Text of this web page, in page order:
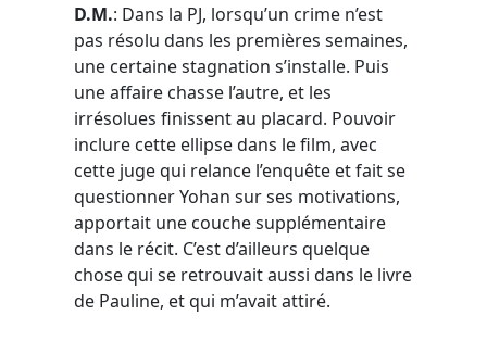
D.M.: Dans la PJ, lorsqu’un crime n’est
pas résolu dans les premières semaines,
une certaine stagnation s’installe. Puis
une affaire chasse l’autre, et les
irrésolues finissent au placard. Pouvoir
inclure cette ellipse dans le film, avec
cette juge qui relance l’enquête et fait se
questionner Yohan sur ses motivations,
apportait une couche supplémentaire
dans le récit. C’est d’ailleurs quelque
chose qui se retrouvait aussi dans le livre
de Pauline, et qui m’avait attiré.